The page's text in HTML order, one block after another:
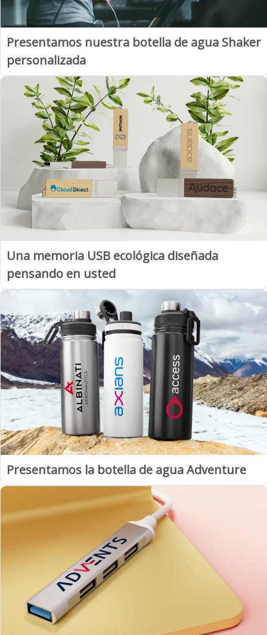
Presentamos nuestra botella de agua Shaker
personalizada
Una memoria USB ecológica diseñada
pensando en usted
Presentamos la botella de agua Adventure